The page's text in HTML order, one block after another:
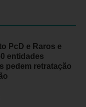
PcD e Raros e
entidades
pedem retratação